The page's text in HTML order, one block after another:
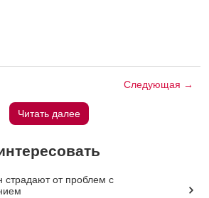
Следующая →
Читать далее
от проблем с